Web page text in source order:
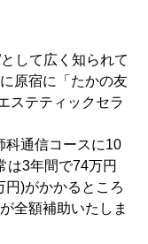
して広く知られて
原宿に「たかの友
ステティックセラ
科通信コースに10
は3年間で74万円
円)がかかるところ
全額補助いたしま